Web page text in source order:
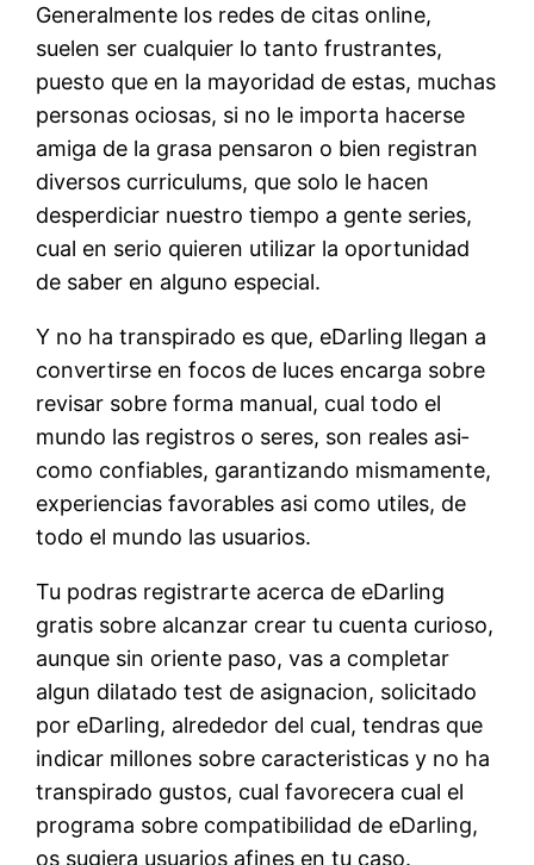
Generalmente los redes de citas online,
suelen ser cualquier lo tanto frustrantes,
puesto que en la mayoridad de estas, muchas
personas ociosas, si no le importa hacerse
amiga de la grasa pensaron o bien registran
diversos curriculums, que solo le hacen
desperdiciar nuestro tiempo a gente series,
cual en serio quieren utilizar la oportunidad
de saber en alguno especial.
Y no ha transpirado es que, eDarling llegan a
convertirse en focos de luces encarga sobre
revisar sobre forma manual, cual todo el
mundo las registros o seres, son reales asi­
como confiables, garantizando mismamente,
experiencias favorables asi­ como utiles, de
todo el mundo las usuarios.
Tu podras registrarte acerca de eDarling
gratis sobre alcanzar crear tu cuenta curioso,
aunque sin oriente paso, vas a completar
algun dilatado test de asignacion, solicitado
por eDarling, alrededor del cual, tendras que
indicar millones sobre caracteristicas y no ha
transpirado gustos, cual favorecera cual el
programa sobre compatibilidad de eDarling,
os sugiera usuarios afines en tu caso.